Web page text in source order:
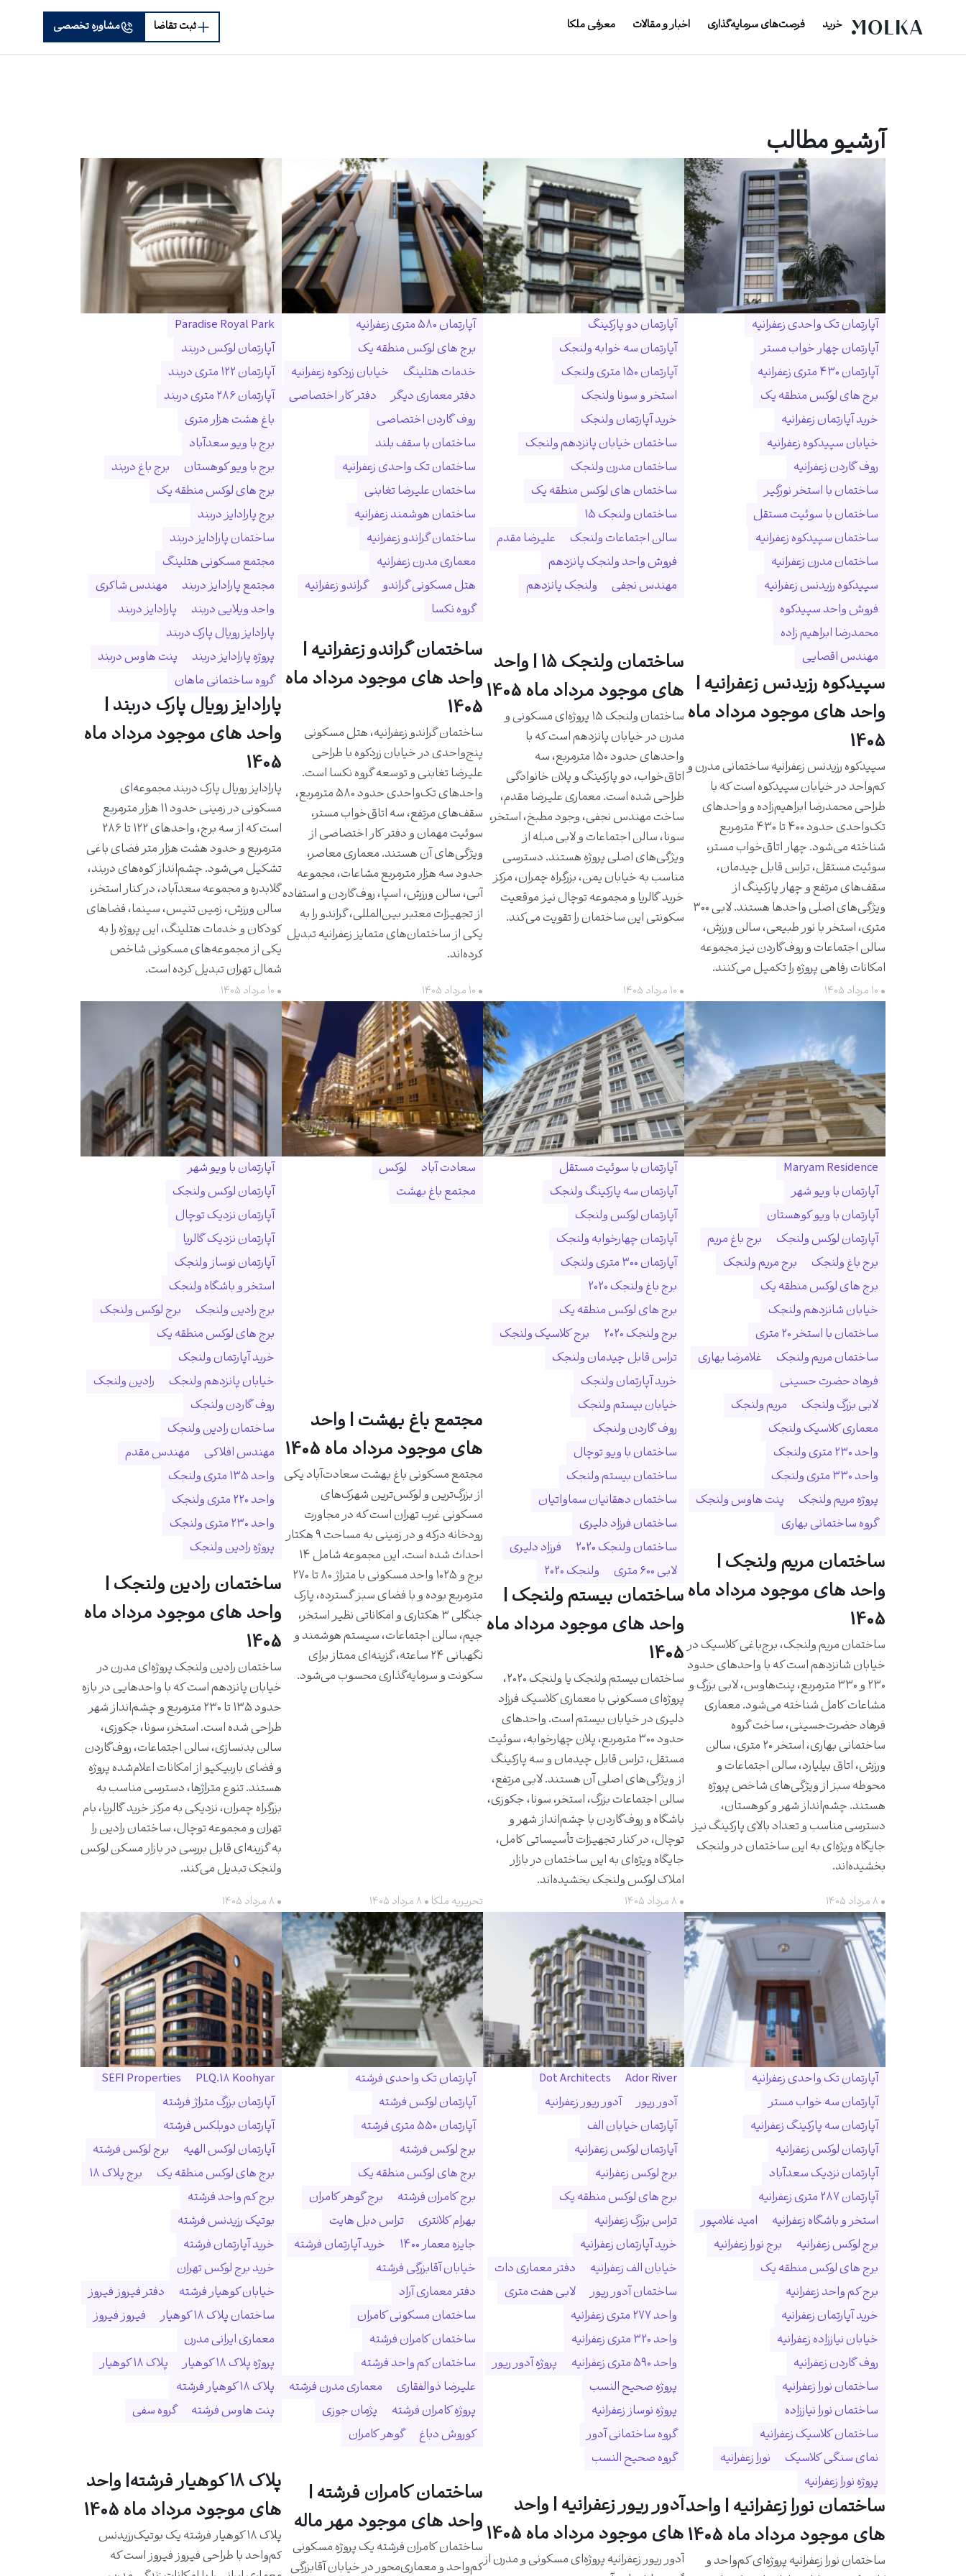
خرید فرصت‌های سرمایه‌گذاری اخبار و مقالات معرفی ملکا ثبت تقاضا مشاوره تخصصی
آرشیو مطالب
آپارتمان تک واحدی زعفرانیه
آپارتمان چهار خواب مستر
آپارتمان ۴۳۰ متری زعفرانیه
برج های لوکس منطقه یک
خرید آپارتمان زعفرانیه
خیابان سپیدکوه زعفرانیه
روف گاردن زعفرانیه
ساختمان با استخر نورگیر
ساختمان با سوئیت مستقل
ساختمان سپیدکوه زعفرانیه
ساختمان مدرن زعفرانیه
سپیدکوه رزیدنس زعفرانیه
فروش واحد سپیدکوه
محمدرضا ابراهیم زاده
مهندس اقصایی
سپیدکوه رزیدنس زعفرانیه |
واحد های موجود مرداد ماه
1405
سپیدکوه رزیدنس زعفرانیه ساختمانی مدرن و
کم‌واحد در خیابان سپیدکوه است که با
طراحی محمدرضا ابراهیم‌زاده و واحدهای
تک‌واحدی حدود ۴۰۰ تا ۴۳۰ مترمربع
شناخته می‌شود. چهار اتاق‌خواب مستر،
سوئیت مستقل، تراس قابل چیدمان،
سقف‌های مرتفع و چهار پارکینگ از
ویژگی‌های اصلی واحدها هستند. لابی ۳۰۰
متری، استخر با نور طبیعی، سالن ورزش،
سالن اجتماعات و روف‌گاردن نیز مجموعه
امکانات رفاهی پروژه را تکمیل می‌کنند.
• ۱۰ مرداد ۱۴۰۵
آپارتمان دو پارکینگ
آپارتمان سه خوابه ولنجک
آپارتمان ۱۵۰ متری ولنجک
استخر و سونا ولنجک
خرید آپارتمان ولنجک
ساختمان خیابان پانزدهم ولنجک
ساختمان مدرن ولنجک
ساختمان های لوکس منطقه یک
ساختمان ولنجک ۱۵
سالن اجتماعات ولنجک
علیرضا مقدم
فروش واحد ولنجک پانزدهم
مهندس نجفی
ولنجک پانزدهم
ساختمان ولنجک ۱۵ | واحد
های موجود مرداد ماه 1405
ساختمان ولنجک ۱۵ پروژه‌ای مسکونی و
مدرن در خیابان پانزدهم است که با
واحدهای حدود ۱۵۰ مترمربع، سه
اتاق‌خواب، دو پارکینگ و پلان خانوادگی
طراحی شده است. معماری علیرضا مقدم،
ساخت مهندس نجفی، وجود مطبخ، استخر،
سونا، سالن اجتماعات و لابی مبله از
ویژگی‌های اصلی پروژه هستند. دسترسی
مناسب به خیابان یمن، بزرگراه چمران، مرکز
خرید گالریا و مجموعه توچال نیز موقعیت
سکونتی این ساختمان را تقویت می‌کند.
• ۱۰ مرداد ۱۴۰۵
آپارتمان ۵۸۰ متری زعفرانیه
برج های لوکس منطقه یک
خدمات هتلینگ
خیابان زردکوه زعفرانیه
دفتر معماری دیگر
دفتر کار اختصاصی
روف گاردن اختصاصی
ساختمان با سقف بلند
ساختمان تک واحدی زعفرانیه
ساختمان علیرضا تغابنی
ساختمان هوشمند زعفرانیه
ساختمان گراندو زعفرانیه
معماری مدرن زعفرانیه
هتل مسکونی گراندو
گراندو زعفرانیه
گروه نکسا
ساختمان گراندو زعفرانیه |
واحد های موجود مرداد ماه
1405
ساختمان گراندو زعفرانیه، هتل مسکونی
پنج‌واحدی در خیابان زردکوه با طراحی
علیرضا تغابنی و توسعه گروه نکسا است.
واحدهای تک‌واحدی حدود ۵۸۰ مترمربع،
سقف‌های مرتفع، سه اتاق‌خواب مستر،
سوئیت مهمان و دفتر کار اختصاصی از
ویژگی‌های آن هستند. معماری معاصر،
حدود سه هزار مترمربع مشاعات، مجموعه
آبی، سالن ورزش، اسپا، روف‌گاردن و استفاده
از تجهیزات معتبر بین‌المللی، گراندو را به
یکی از ساختمان‌های متمایز زعفرانیه تبدیل
کرده‌اند.
• ۱۰ مرداد ۱۴۰۵
Paradise Royal Park
آپارتمان لوکس دربند
آپارتمان ۱۲۲ متری دربند
آپارتمان ۲۸۶ متری دربند
باغ هشت هزار متری
برج با ویو سعدآباد
برج با ویو کوهستان
برج باغ دربند
برج های لوکس منطقه یک
برج پارادایز دربند
ساختمان پارادایز دربند
مجتمع مسکونی هتلینگ
مجتمع پارادایز دربند
مهندس شاکری
واحد ویلایی دربند
پارادایز دربند
پارادایز رویال پارک دربند
پروژه پارادایز دربند
پنت هاوس دربند
گروه ساختمانی ماهان
پارادایز رویال پارک دربند |
واحد های موجود مرداد ماه
1405
پارادایز رویال پارک دربند مجموعه‌ای
مسکونی در زمینی حدود ۱۱ هزار مترمربع
است که از سه برج، واحدهای ۱۲۲ تا ۲۸۶
مترمربع و حدود هشت هزار متر فضای باغی
تشکیل می‌شود. چشم‌انداز کوه‌های دربند،
گلابدره و مجموعه سعدآباد، در کنار استخر،
سالن ورزش، زمین تنیس، سینما، فضاهای
کودکان و خدمات هتلینگ، این پروژه را به
یکی از مجموعه‌های مسکونی شاخص
شمال تهران تبدیل کرده است.
• ۱۰ مرداد ۱۴۰۵
Maryam Residence
آپارتمان با ویو شهر
آپارتمان با ویو کوهستان
آپارتمان لوکس ولنجک
برج باغ مریم
برج باغ ولنجک
برج مریم ولنجک
برج های لوکس منطقه یک
خیابان شانزدهم ولنجک
ساختمان با استخر ۲۰ متری
ساختمان مریم ولنجک
غلامرضا بهاری
فرهاد حضرت حسینی
لابی بزرگ ولنجک
مریم ولنجک
معماری کلاسیک ولنجک
واحد ۲۳۰ متری ولنجک
واحد ۳۳۰ متری ولنجک
پروژه مریم ولنجک
پنت هاوس ولنجک
گروه ساختمانی بهاری
ساختمان مریم ولنجک |
واحد های موجود مرداد ماه
1405
ساختمان مریم ولنجک، برج‌باغی کلاسیک در
خیابان شانزدهم است که با واحدهای حدود
۲۳۰ و ۳۳۰ مترمربع، پنت‌هاوس، لابی بزرگ و
مشاعات کامل شناخته می‌شود. معماری
فرهاد حضرت‌حسینی، ساخت گروه
ساختمانی بهاری، استخر ۲۰ متری، سالن
ورزش، اتاق بیلیارد، سالن اجتماعات و
محوطه سبز از ویژگی‌های شاخص پروژه
هستند. چشم‌انداز شهر و کوهستان،
دسترسی مناسب و تعداد بالای پارکینگ نیز
جایگاه ویژه‌ای به این ساختمان در ولنجک
بخشیده‌اند.
• ۸ مرداد ۱۴۰۵
آپارتمان با سوئیت مستقل
آپارتمان سه پارکینگ ولنجک
آپارتمان لوکس ولنجک
آپارتمان چهارخوابه ولنجک
آپارتمان ۳۰۰ متری ولنجک
برج باغ ولنجک ۲۰۲۰
برج های لوکس منطقه یک
برج ولنجک ۲۰۲۰
برج کلاسیک ولنجک
تراس قابل چیدمان ولنجک
خرید آپارتمان ولنجک
خیابان بیستم ولنجک
روف گاردن ولنجک
ساختمان با ویو توچال
ساختمان بیستم ولنجک
ساختمان دهقانیان سماواتیان
ساختمان فرزاد دلیری
ساختمان ولنجک 2020
فرزاد دلیری
لابی ۶۰۰ متری
ولنجک ۲۰۲۰
ساختمان بیستم ولنجک |
واحد های موجود مرداد ماه
1405
ساختمان بیستم ولنجک یا ولنجک ۲۰۲۰،
پروژه‌ای مسکونی با معماری کلاسیک فرزاد
دلیری در خیابان بیستم است. واحدهای
حدود ۳۰۰ مترمربع، پلان چهارخوابه، سوئیت
مستقل، تراس قابل چیدمان و سه پارکینگ
از ویژگی‌های اصلی آن هستند. لابی مرتفع،
سالن اجتماعات بزرگ، استخر، سونا، جکوزی،
باشگاه و روف‌گاردن با چشم‌انداز شهر و
توچال، در کنار تجهیزات تأسیساتی کامل،
جایگاه ویژه‌ای به این ساختمان در بازار
املاک لوکس ولنجک بخشیده‌اند.
• ۸ مرداد ۱۴۰۵
سعادت آباد
لوکس
مجتمع باغ بهشت
مجتمع باغ بهشت | واحد
های موجود مرداد ماه 1405
مجتمع مسکونی باغ بهشت سعادت‌آباد یکی
از بزرگ‌ترین و لوکس‌ترین شهرک‌های
مسکونی غرب تهران است که در مجاورت
رودخانه درکه و در زمینی به مساحت ۹ هکتار
احداث شده است. این مجموعه شامل ۱۴
برج و ۱۰۲۵ واحد مسکونی با متراژ ۸۰ تا ۲۷۰
مترمربع بوده و با فضای سبز گسترده، پارک
جنگلی ۳ هکتاری و امکاناتی نظیر استخر،
جیم، سالن اجتماعات، سیستم هوشمند و
نگهبانی ۲۴ ساعته، گزینه‌ای ممتاز برای
سکونت و سرمایه‌گذاری محسوب می‌شود.
تحریریه ملکا • ۸ مرداد ۱۴۰۵
آپارتمان با ویو شهر
آپارتمان لوکس ولنجک
آپارتمان نزدیک توچال
آپارتمان نزدیک گالریا
آپارتمان نوساز ولنجک
استخر و باشگاه ولنجک
برج رادین ولنجک
برج لوکس ولنجک
برج های لوکس منطقه یک
خرید آپارتمان ولنجک
خیابان پانزدهم ولنجک
رادین ولنجک
روف گاردن ولنجک
ساختمان رادین ولنجک
مهندس افلاکی
مهندس مقدم
واحد ۱۳۵ متری ولنجک
واحد ۲۲۰ متری ولنجک
واحد ۲۳۰ متری ولنجک
پروژه رادین ولنجک
ساختمان رادین ولنجک |
واحد های موجود مرداد ماه
1405
ساختمان رادین ولنجک پروژه‌ای مدرن در
خیابان پانزدهم است که با واحدهایی در بازه
حدود ۱۳۵ تا ۲۳۰ مترمربع و چشم‌انداز شهر
طراحی شده است. استخر، سونا، جکوزی،
سالن بدنسازی، سالن اجتماعات، روف‌گاردن
و فضای باربیکیو از امکانات اعلام‌شده پروژه
هستند. تنوع متراژها، دسترسی مناسب به
بزرگراه چمران، نزدیکی به مرکز خرید گالریا، بام
تهران و مجموعه توچال، ساختمان رادین را
به گزینه‌ای قابل بررسی در بازار مسکن لوکس
ولنجک تبدیل می‌کند.
• ۸ مرداد ۱۴۰۵
آپارتمان تک واحدی زعفرانیه
آپارتمان سه خواب مستر
آپارتمان سه پارکینگ زعفرانیه
آپارتمان لوکس زعفرانیه
آپارتمان نزدیک سعدآباد
آپارتمان ۲۸۷ متری زعفرانیه
استخر و باشگاه زعفرانیه
امید غلامپور
برج لوکس زعفرانیه
برج نورا زعفرانیه
برج های لوکس منطقه یک
برج کم واحد زعفرانیه
خرید آپارتمان زعفرانیه
خیابان نیاززاده زعفرانیه
روف گاردن زعفرانیه
ساختمان نورا زعفرانیه
ساختمان نورا نیاززاده
ساختمان کلاسیک زعفرانیه
نمای سنگی کلاسیک
نورا زعفرانیه
پروژه نورا زعفرانیه
ساختمان نورا زعفرانیه | واحد
های موجود مرداد ماه 1405
ساختمان نورا زعفرانیه پروژه‌ای کم‌واحد و
Ador River
Dot Architects
آدور ریور
آدور ریور زعفرانیه
آپارتمان خیابان الف
آپارتمان لوکس زعفرانیه
برج لوکس زعفرانیه
برج های لوکس منطقه یک
تراس بزرگ زعفرانیه
خرید آپارتمان زعفرانیه
خیابان الف زعفرانیه
دفتر معماری دات
ساختمان آدور ریور
لابی هفت متری
واحد ۲۷۷ متری زعفرانیه
واحد ۳۲۰ متری زعفرانیه
واحد ۵۹۰ متری زعفرانیه
پروژه آدور ریور
پروژه صحیح النسب
پروژه نوساز زعفرانیه
گروه ساختمانی آدور
گروه صحیح النسب
آدور ریور زعفرانیه | واحد
های موجود مرداد ماه 1405
آدور ریور زعفرانیه پروژه‌ای مسکونی و مدرن از
آپارتمان تک واحدی فرشته
آپارتمان لوکس فرشته
آپارتمان ۵۵۰ متری فرشته
برج لوکس فرشته
برج های لوکس منطقه یک
برج کامران فرشته
برج گوهر کامران
بهرام کلانتری
تراس دبل هایت
جایزه معمار ۱۴۰۰
خرید آپارتمان فرشته
خیابان آقابزرگی فرشته
دفتر معماری آراد
ساختمان مسکونی کامران
ساختمان کامران فرشته
ساختمان کم واحد فرشته
علیرضا ذوالفقاری
معماری مدرن فرشته
پروژه کامران فرشته
پژمان جوزی
کوروش دباغ
گوهر کامران
ساختمان کامران فرشته |
واحد های موجود مهر ماله
ساختمان کامران فرشته یک پروژه مسکونی
کم‌واحد و معماری‌محور در خیابان آقابزرگی
PLQ.18 Koohyar
SEFI Properties
آپارتمان بزرگ متراژ فرشته
آپارتمان دوبلکس فرشته
آپارتمان لوکس الهیه
برج لوکس فرشته
برج های لوکس منطقه یک
برج پلاک ۱۸
برج کم واحد فرشته
بوتیک رزیدنس فرشته
خرید آپارتمان فرشته
خرید برج لوکس تهران
خیابان کوهیار فرشته
دفتر فیروز فیروز
ساختمان پلاک ۱۸ کوهیار
فیروز فیروز
معماری ایرانی مدرن
پروژه پلاک ۱۸ کوهیار
پلاک ۱۸ کوهیار
پلاک ۱۸ کوهیار فرشته
پنت هاوس فرشته
گروه سفی
پلاک ۱۸ کوهیار فرشته| واحد
های موجود مرداد ماه 1405
پلاک ۱۸ کوهیار فرشته یک بوتیک‌رزیدنس
کم‌واحد با طراحی فیروز فیروز است که